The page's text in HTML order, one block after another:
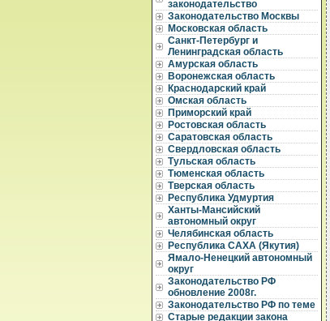
законодательство
Законодательство Москвы
Московская область
Санкт-Петербург и
Ленинградская область
Амурская область
Воронежская область
Краснодарский край
Омская область
Приморский край
Ростовская область
Саратовская область
Свердловская область
Тульская область
Тюменская область
Тверская область
Республика Удмуртия
Ханты-Мансийский
автономный округ
Челябинская область
Республика САХА (Якутия)
Ямало-Ненецкий автономный
округ
Законодательство РФ
обновление 2008г.
Законодательство РФ по теме
Старые редакции закона